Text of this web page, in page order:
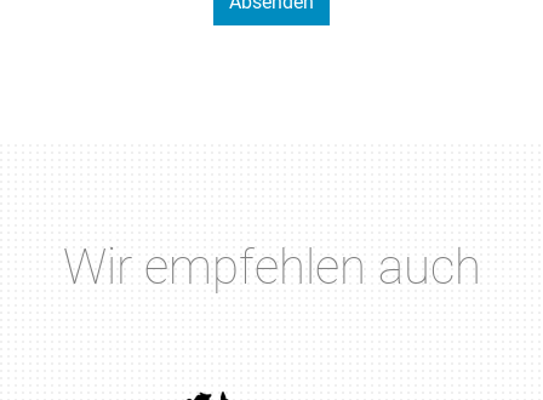
Wir empfehlen auch